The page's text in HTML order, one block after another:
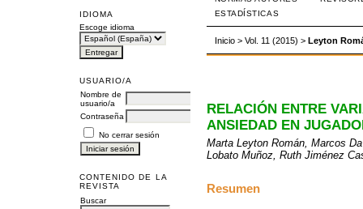
IDIOMA
Escoge idioma
USUARIO/A
Nombre de
usuario/a
Contraseña
No cerrar sesión
CONTENIDO DE LA
REVISTA
Buscar
ESTADÍSTICAS
Inicio> Vol. 11 (2015) > Leyton
RELACIÓN ENTRE
ANSIEDAD EN
Marta Leyton Román, Marcos
Lobato Muñoz, Ruth Jiménez
Resumen